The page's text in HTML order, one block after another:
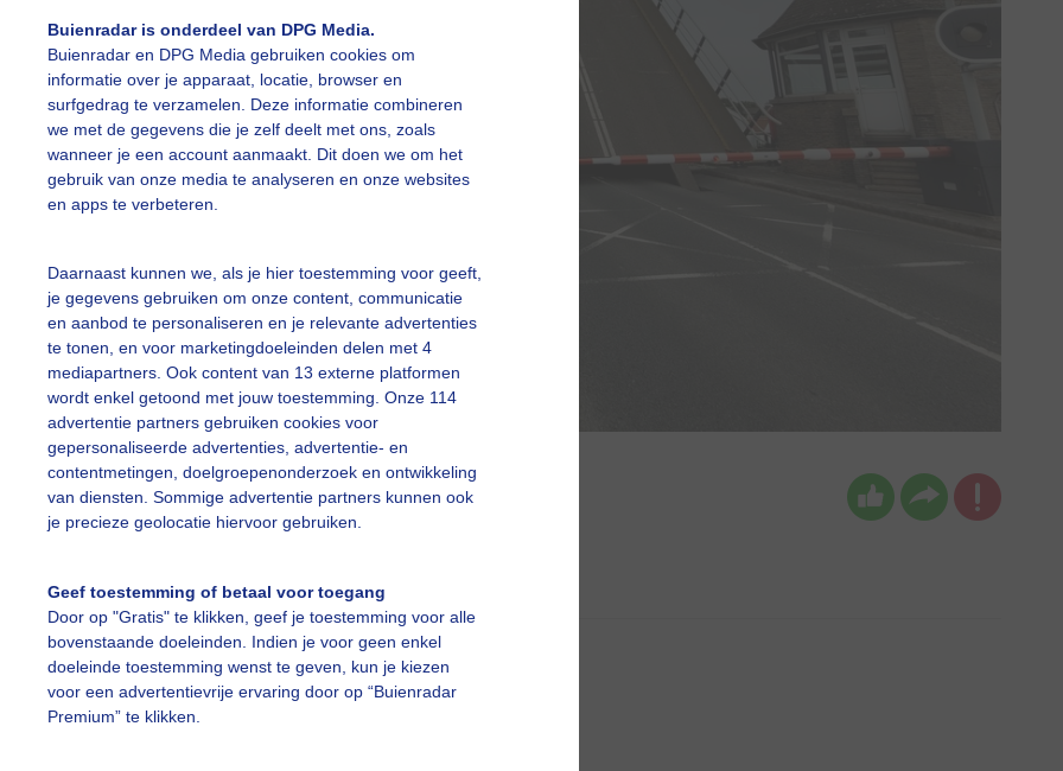
Buienradar is onderdeel van DPG Media.
Buienradar en DPG Media gebruiken cookies om
informatie over je apparaat, locatie, browser en
surfgedrag te verzamelen. Deze informatie combineren
we met de gegevens die je zelf deelt met ons, zoals
wanneer je een account aanmaakt. Dit doen we om het
gebruik van onze media te analyseren en onze websites
en apps te verbeteren.
Daarnaast kunnen we, als je hier toestemming voor geeft,
je gegevens gebruiken om onze content, communicatie
en aanbod te personaliseren en je relevante advertenties
te tonen, en voor marketingdoeleinden delen met 4
mediapartners. Ook content van 13 externe platformen
wordt enkel getoond met jouw toestemming. Onze 114
advertentie partners gebruiken cookies voor
gepersonaliseerde advertenties, advertentie- en
contentmetingen, doelgroepenonderzoek en ontwikkeling
van diensten. Sommige advertentie partners kunnen ook
je precieze geolocatie hiervoor gebruiken.
Geef toestemming of betaal voor toegang
Door op "Gratis" te klikken, geef je toestemming voor alle
bovenstaande doeleinden. Indien je voor geen enkel
doeleinde toestemming wenst te geven, kun je kiezen
voor een advertentievrije ervaring door op “Buienradar
Premium” te klikken.
open want er varen nog steeds plezier bootjes.
Marianne De Blauw-Ganzevles Gemaakt: 08-10-2023, 167x bekeken
slideshow